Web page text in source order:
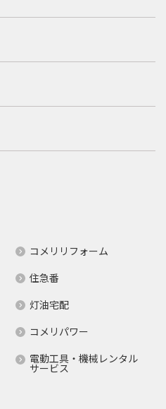
コメリリフォーム
住急番
灯油宅配
コメリパワー
電動工具・機械レンタル
サービス